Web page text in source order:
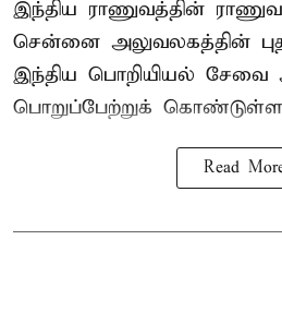
இந்திய ராணுவத்தின்
சென்னை அலுவலகத்தின்
இந்திய பொறியியல் சேவை
பொறுப்பேற்றுக்
Read